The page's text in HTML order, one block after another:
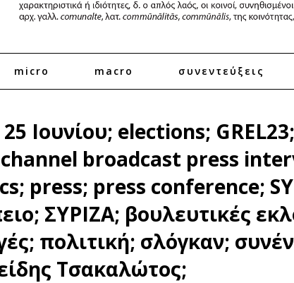
micro macro συνεντεύξεις
25 Ιουνίου; elections;
broadcast press
press; press conference;
ΣΥΡΙΖΑ; βουλευτικές
πολιτική; σλόγκαν;
Τσακαλώτος;